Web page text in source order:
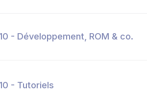
- Développement, ROM & co.
- Tutoriels